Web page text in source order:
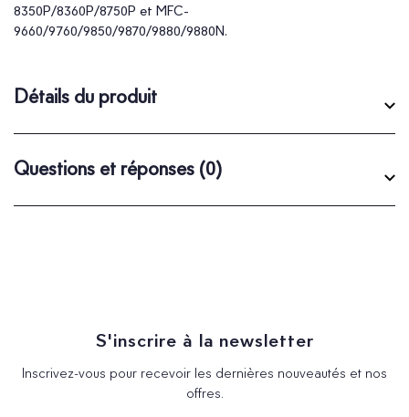
8350P/8360P/8750P et MFC-
9660/9760/9850/9870/9880/9880N.
Détails du produit
Questions et réponses (0)
S'inscrire à la newsletter
Inscrivez-vous pour recevoir les dernières nouveautés et nos
offres.